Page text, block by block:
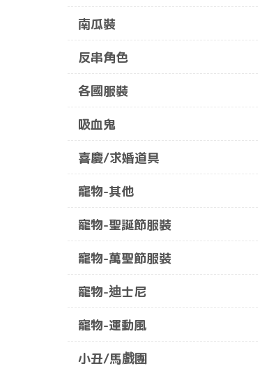
南瓜裝
反串角色
各國服裝
吸血鬼
喜慶/求婚道具
寵物-其他
寵物-聖誕節服裝
寵物-萬聖節服裝
寵物-迪士尼
寵物-運動風
小丑/馬戲團